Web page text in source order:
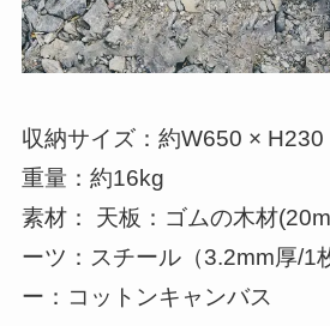
収納サイズ：約W650 × H230
重量：約16kg
素材： 天板：ゴムの木材
ーツ：スチール（3.2mm厚/1
ー：コットンキャンバス